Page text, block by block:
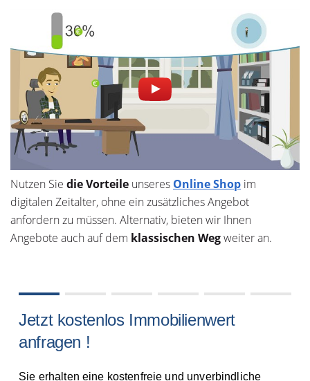
Nutzen Sie die Vorteile unseres Online Shop im
digitalen Zeitalter, ohne ein zusätzliches Angebot
anfordern zu müssen. Alternativ, bieten wir Ihnen
Angebote auch auf dem klassischen Wegweiter an.